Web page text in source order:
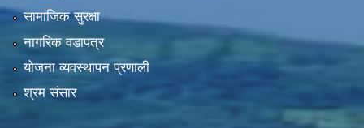
सामाजिक सुरक्षा
नागरिक वडापत्र
योजना व्यवस्थापन प्रणाली
श्रम संसार